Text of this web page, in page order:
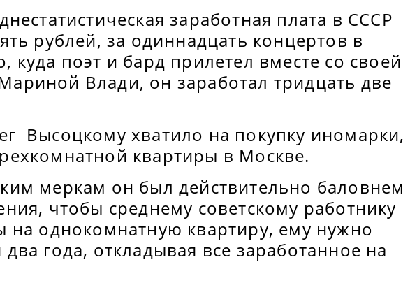
заработная плата в СССР
рублей, за одиннадцать концертов в
куда поэт и бард прилетел вместе со своей
Влади, он заработал тридцать две
Высоцкому хватило на покупку иномарки,
квартиры в Москве.
меркам он был действительно баловнем
чтобы среднему советскому работнику
на однокомнатную квартиру, ему нужно
года, откладывая все заработанное на